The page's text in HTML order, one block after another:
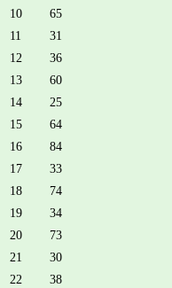
10
65
11
31
12
36
13
60
14
25
15
64
16
84
17
33
18
74
19
34
20
73
21
30
22
38